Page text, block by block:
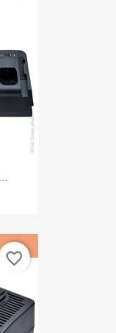
favorite_border